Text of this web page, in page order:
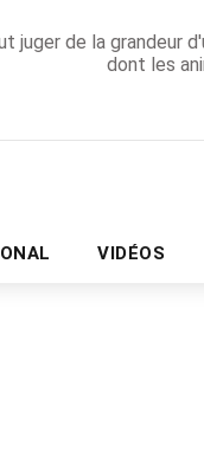
juger de la grandeur
dont les
VIDÉOS